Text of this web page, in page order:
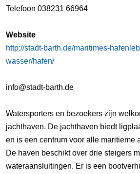
Telefoon 038231 66964
Website
http://stadt-barth.de/maritimes-
wasser/hafen/
info@stadt-barth.de
Watersporters en bezoekers zijn
jachthaven. De jachthaven biedt
en is een centrum voor alle maritieme
De haven beschikt over drie steigers
wateraansluitingen. Er is een